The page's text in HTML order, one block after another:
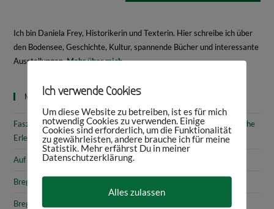
Ich bin Daniela Frey, Historikerin und Texterin. Hier schreibe ich über
den Bodensee, Geschichte, Kultur, spannende Bücher und interessante
Ausstellungen.Mehr über mich
Neueste Beiträge
Faszinierende Geschichte & fantastische Kunst: 10 (kunst)historische
Erlebnisse am Bodensee
Auf den Spuren von Annette von Droste-Hülshoff in Meersburg
Bregenz: Kirchen, Kapellen & Kultur
Bregenz: Stadtgeschichte & Sehenswürdigkeiten
Ich verwende Cookies
Um diese Website zu betreiben, ist es für mich
notwendig Cookies zu verwenden. Einige
Cookies sind erforderlich, um die Funktionalität
zu gewährleisten, andere brauche ich für meine
Statistik. Mehr erfährst Du in meiner
Datenschutzerklärung.
Alles zulassen